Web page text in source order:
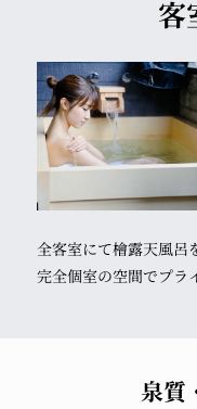
客
全客室にて檜露天風呂
完全個室の空間でプラ
泉質